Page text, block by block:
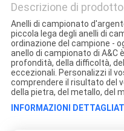
Descrizione di prodotto
Anelli di campionato
piccola lega degli anelli di
ordinazione del campione -
anello di campionato di A&C
profondità, della difficoltà,
eccezionali. Personalizzi il
comprendere il risultato del
della pietra, del metallo, del
INFORMAZIONI